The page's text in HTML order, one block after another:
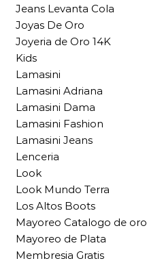
Jeans Levanta Cola
Joyas De Oro
Joyeria de Oro 14K
Kids
Lamasini
Lamasini Adriana
Lamasini Dama
Lamasini Fashion
Lamasini Jeans
Lenceria
Look
Look Mundo Terra
Los Altos Boots
Mayoreo Catalogo de oro
Mayoreo de Plata
Membresia Gratis